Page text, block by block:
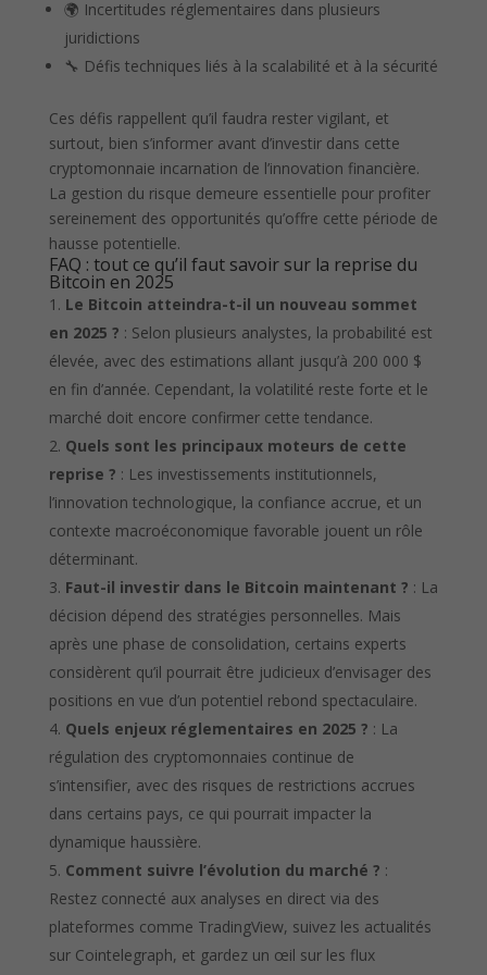
🌍 Incertitudes réglementaires dans plusieurs
juridictions
🔧 Défis techniques liés à la scalabilité et à la sécurité
Ces défis rappellent qu’il faudra rester vigilant, et
surtout, bien s’informer avant d’investir dans cette
cryptomonnaie incarnation de l’innovation financière.
La gestion du risque demeure essentielle pour profiter
sereinement des opportunités qu’offre cette période de
hausse potentielle.
FAQ : tout ce qu’il faut savoir sur la reprise du
Bitcoin en 2025
Le Bitcoin atteindra-t-il un nouveau sommet
en 2025 ? : Selon plusieurs analystes, la probabilité est
élevée, avec des estimations allant jusqu’à 200 000 $
en fin d’année. Cependant, la volatilité reste forte et le
marché doit encore confirmer cette tendance.
Quels sont les principaux moteurs de cette
reprise ? : Les investissements institutionnels,
l’innovation technologique, la confiance accrue, et un
contexte macroéconomique favorable jouent un rôle
déterminant.
Faut-il investir dans le Bitcoin maintenant ? : La
décision dépend des stratégies personnelles. Mais
après une phase de consolidation, certains experts
considèrent qu’il pourrait être judicieux d’envisager des
positions en vue d’un potentiel rebond spectaculaire.
Quels enjeux réglementaires en 2025 ? : La
régulation des cryptomonnaies continue de
s’intensifier, avec des risques de restrictions accrues
dans certains pays, ce qui pourrait impacter la
dynamique haussière.
Comment suivre l’évolution du marché ? :
Restez connecté aux analyses en direct via des
plateformes comme TradingView, suivez les actualités
sur Cointelegraph, et gardez un œil sur les flux